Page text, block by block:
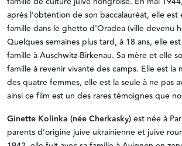
après l’obtention de son baccalauréat, elle est
famille dans le ghetto d'Oradea (ville devenu
Quelques semaines plus tard, à 18 ans, elle
famille à Auschwitz-Birkenau. Sa mère et elle
famille à revenir vivante des camps. Elle est la
des quatre femmes, elle est la seule à ne pas
ainsi ce film est un des rares témoignes que
Ginette Kolinka (née Cherkasky)est née à
parents d’origine juive ukrainienne et juive